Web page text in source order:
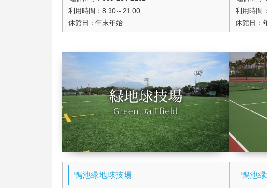
利用時間：8:30～21:00
休館日：年末年始
利用時間
休館日：
鴨池緑地球技場 鴨池